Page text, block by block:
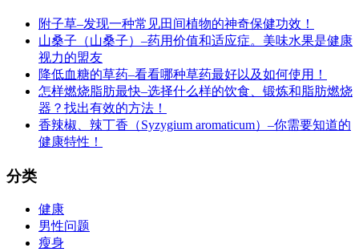
附子草–发现一种常见田间植物的神奇保健功效！
山桑子（山桑子）–药用价值和适应症。美味水果是健康
视力的盟友
降低血糖的草药–看看哪种草药最好以及如何使用！
怎样燃烧脂肪最快–选择什么样的饮食、锻炼和脂肪燃烧
器？找出有效的方法！
香辣椒、辣丁香（Syzygium aromaticum）–你需要知道的
健康特性！
分类
健康
男性问题
瘦身